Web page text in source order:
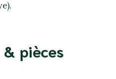
pièces